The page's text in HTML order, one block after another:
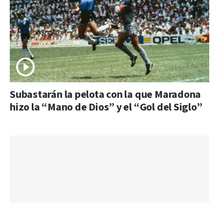
Subastarán la pelota con la que Maradona
hizo la “Mano de Dios” y el “Gol del Siglo”